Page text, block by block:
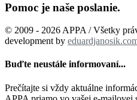
Pomoc je naše poslanie.
© 2009 - 2026 APPA / Všetky
development by
Buďte neustále informovaní...
Prečítajte si vždy aktuálne